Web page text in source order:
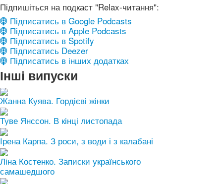
Підпишіться на подкаст "Relax-читання":
Підписатись в Google Podcasts
Підписатись в Apple Podcasts
Підписатись в Spotify
Підписатись Deezer
Підписатись в інших додатках
Інші випуски
Жанна Куява. Гордієві жінки
Туве Янссон. В кінці листопада
Ірена Карпа. З роси, з води і з калабані
Ліна Костенко. Записки українського
самашедшого